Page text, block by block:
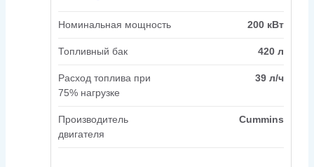
Номинальная мощность 200 кВт
Топливный бак 420 л
Расход топлива при
75% нагрузке
39 л/ч
Производитель
двигателя
Cummins